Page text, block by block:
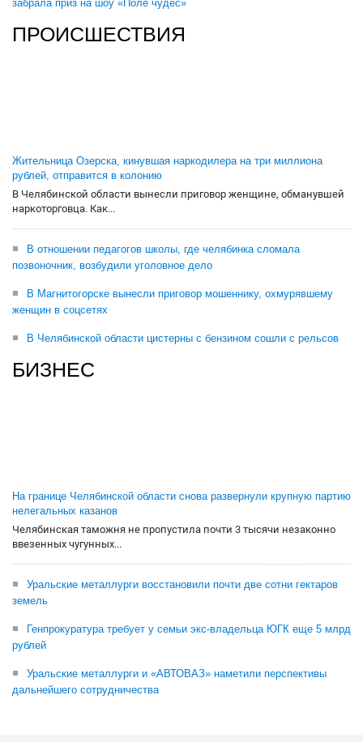
забрала приз на шоу «Поле чудес»
ПРОИСШЕСТВИЯ
Жительница Озерска, кинувшая наркодилера на три миллиона
рублей, отправится в колонию
В Челябинской области вынесли приговор женщине, обманувшей
наркоторговца. Как...
В отношении педагогов школы, где челябинка сломала
позвоночник, возбудили уголовное дело
В Магнитогорске вынесли приговор мошеннику, охмурявшему
женщин в соцсетях
В Челябинской области цистерны с бензином сошли с рельсов
БИЗНЕС
На границе Челябинской области снова развернули крупную партию
нелегальных казанов
Челябинская таможня не пропустила почти 3 тысячи незаконно
ввезенных чугунных...
Уральские металлурги восстановили почти две сотни гектаров
земель
Генпрокуратура требует у семьи экс-владельца ЮГК еще 5 млрд
рублей
Уральские металлурги и «АВТОВАЗ» наметили перспективы
дальнейшего сотрудничества